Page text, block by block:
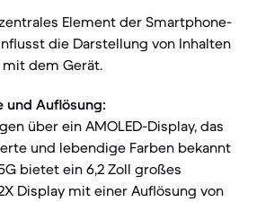
Element der Smartphone-
die Darstellung von Inhalten
dem Gerät.
und Auflösung:
über ein AMOLED-Display, das
und lebendige Farben bekannt
bietet ein 6,2 Zoll großes
Display mit einer Auflösung von